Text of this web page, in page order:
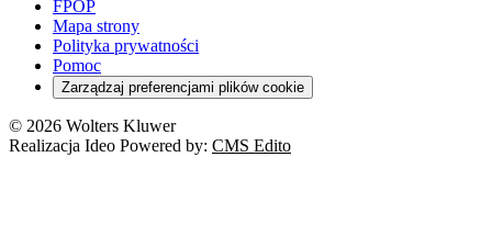
Kredyty
Cło
Deregulacja
Cyberbezpieczeństwo
Franczyza
Prawo autorskie
Szkoła i uczeń
Turystyka
Orzeczenia
RODO
FPOP
Mapa strony
Polityka prywatności
Pomoc
Zarządzaj preferencjami plików cookie
© 2026 Wolters Kluwer
Realizacja Ideo Powered by: CMS Edito